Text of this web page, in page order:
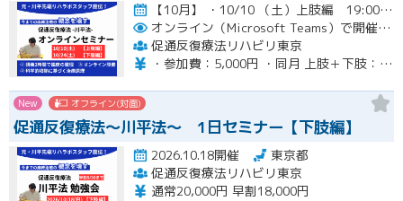
【10月】 ・10/10 （土）上肢編 19:00-20:30(最大21:00) ・10/24（土）下肢編 19…開催
オンライン（Microsoft Teams）で開催。ご入金確認後メールにてURLをお知らせいたします。
促通反復療法リハビリ東京
・参加費：5,000円 ・同月 上肢＋下肢：9,000円
New オフライン(対面)
促通反復療法〜川平法〜 1日セミナー【下肢編】
2026.10.18開催
東京都
促通反復療法リハビリ東京
通常20,000円 早割18,000円